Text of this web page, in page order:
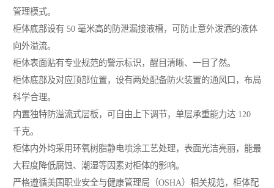
管理模式。
柜体底部设有 50 毫米高的防泄漏接液槽，可防止意外泼洒的液体
向外溢流。
柜体表面贴有专业规范的警示标识，醒目清晰、一目了然。
柜体底部及对应顶部位置，设有两处配备防火装置的通风口，布局
科学合理。
内置独特防溢流式层板，可自由上下调节，单层承重能力达 120
千克。
柜体内外均采用环氧树脂静电喷涂工艺处理，表面光洁亮丽，能最
大程度降低腐蚀、潮湿等因素对柜体的影响。
严格遵循美国职业安全与健康管理局（OSHA）相关规范，柜体配